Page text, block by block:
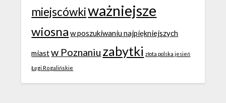
miejscówkiważniejsze
wiosna w poszukiwaniu najpiękniejszych
miastw Poznaniu zabytki złota polska jesień
Łęgi Rogalińskie